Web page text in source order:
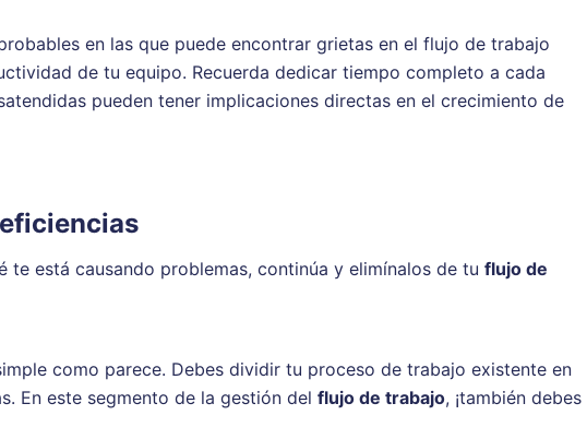
en las que puede encontrar grietas en el flujo de trabajo
de tu equipo. Recuerda dedicar tiempo completo a cada
pueden tener implicaciones directas en el crecimiento de
te está causando problemas, continúa y elimínalos de tu flujo de
como parece. Debes dividir tu proceso de trabajo existente en
En este segmento de la gestión del flujo de trabajo, ¡también debes